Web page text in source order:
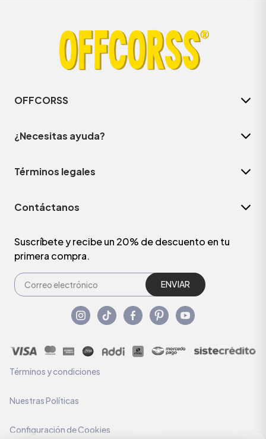
OFFCORSS
¿Necesitas ayuda?
Términos legales
Contáctanos
Suscríbete y recibe un 20% de descuento en tu
primera compra.
ENVIAR
Términos y condiciones
Nuestras Políticas
Configuración de Cookies